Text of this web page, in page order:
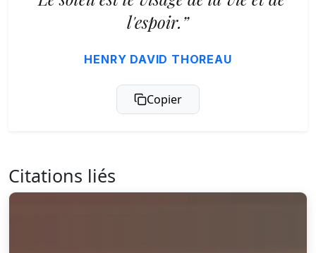
l'espoir.”
HENRY DAVID THOREAU
Copier
Citations liés